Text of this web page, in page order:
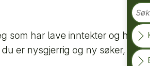
Søk
som har lave inntekter og høye
er nysgjerrig og ny søker, eller